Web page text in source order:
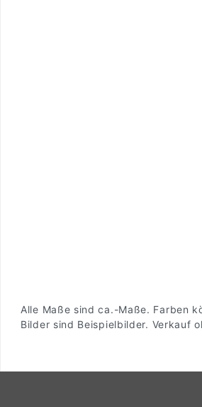
Alle Maße sind ca.-Maße. Farben
Bilder sind Beispielbilder. Verkauf